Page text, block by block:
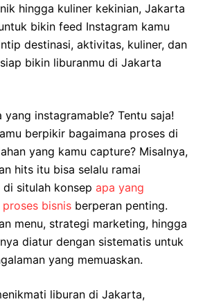
hingga kuliner kekinian, Jakarta
bikin feed Instagram kamu
destinasi, aktivitas, kuliner, dan
bikin liburanmu di Jakarta
instagramable? Tentu saja!
berpikir bagaimana proses di
yang kamu capture? Misalnya,
hits itu bisa selalu ramai
di situlah konsep apa yang
bisnis berperan penting.
menu, strategi marketing, hingga
diatur dengan sistematis untuk
yang memuaskan.
liburan di Jakarta,